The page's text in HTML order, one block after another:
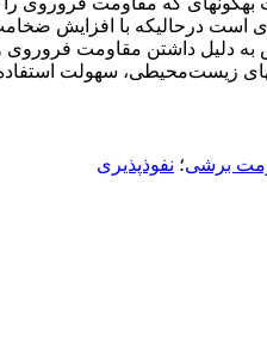
است درحالی­که با افزایش
مالچ ملاس به دلیل داشتن
زیست‌محیطی، سهولت
برشی؛ نفوذپذیری